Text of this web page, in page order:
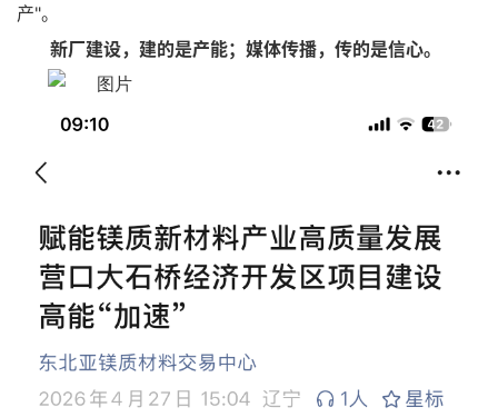
产"。
新厂建设，建的是产能；媒体传播，传的是信心。